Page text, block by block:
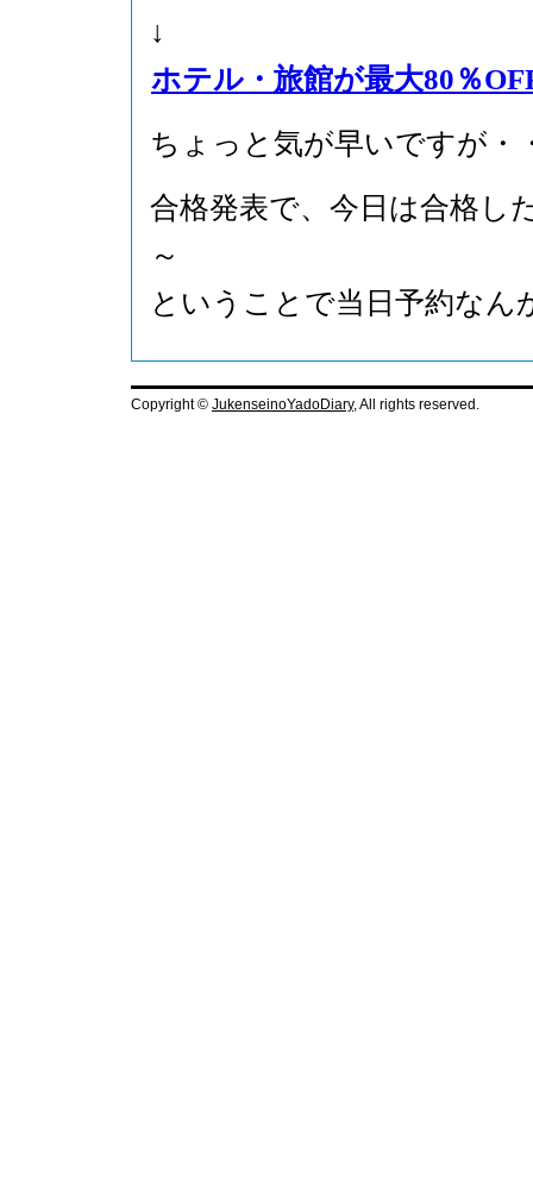
↓
ホテル・旅館が最大80％
ちょっと気が早いですが・
合格発表で、今日は合格し
～
ということで当日予約なん
Copyright © JukenseinoYadoDiary, All rights reserved.